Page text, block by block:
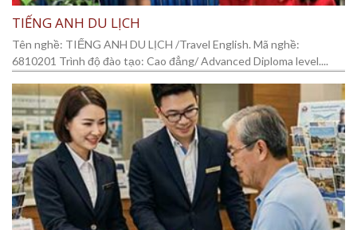
TIẾNG ANH DU LỊCH
Tên nghề: TIẾNG ANH DU LỊCH /Travel English. Mã nghề:
6810201 Trình độ đào tạo: Cao đẳng/ Advanced Diploma level....